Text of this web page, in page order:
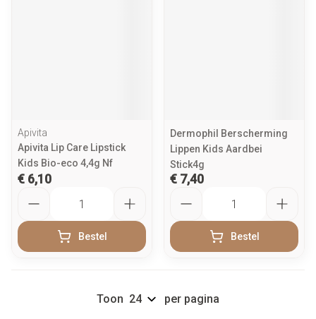
Apivita
Apivita Lip Care Lipstick
Kids Bio-eco 4,4g Nf
€ 6,10
Bestel
Dermophil Berscherming
Lippen Kids Aardbei
Stick4g
€ 7,40
Bestel
Toon per pagina